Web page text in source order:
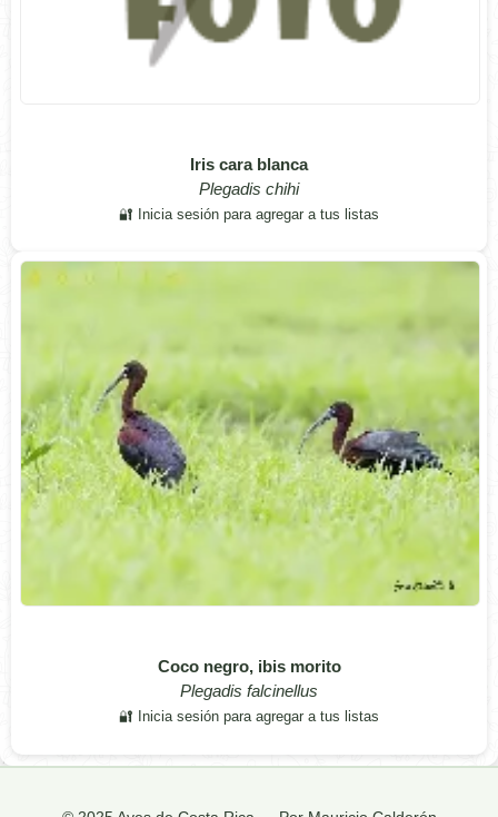
Iris cara blanca
Plegadis chihi
🔐 Inicia sesión para agregar a tus listas
Coco negro, ibis morito
Plegadis falcinellus
🔐 Inicia sesión para agregar a tus listas